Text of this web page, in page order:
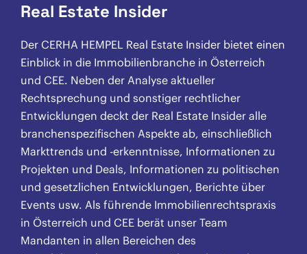
Real Estate Insider
Der CERHA HEMPEL Real Estate Insider bietet einen
Einblick in die Immobilienbranche in Österreich
und CEE. Neben der Analyse aktueller
Rechtsprechung und sonstiger rechtlicher
Entwicklungen deckt der Real Estate Insider alle
branchenspezifischen Aspekte ab, einschließlich
Markttrends und -erkenntnisse, Informationen zu
Projekten und Deals, Informationen zu politischen
und gesetzlichen Entwicklungen, Berichte über
Events usw. Als führende Immobilienrechtspraxis
in Österreich und CEE berät unser Team
Mandanten in allen Bereichen des